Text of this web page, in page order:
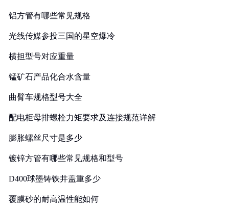
铝方管有哪些常见规格
光线传媒参投三国的星空爆冷
横担型号对应重量
锰矿石产品化合水含量
曲臂车规格型号大全
配电柜母排螺栓力矩要求及连接规范详解
膨胀螺丝尺寸是多少
镀锌方管有哪些常见规格和型号
D400球墨铸铁井盖重多少
覆膜砂的耐高温性能如何